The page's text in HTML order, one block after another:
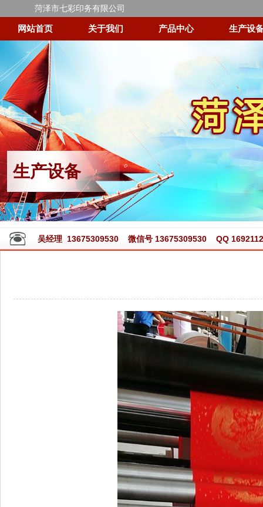
菏泽市七彩印务有限公司
网站首页 关于我们 产品中心 生产设
生产设备
吴经理 13675309530 微信号 13675309530 QQ